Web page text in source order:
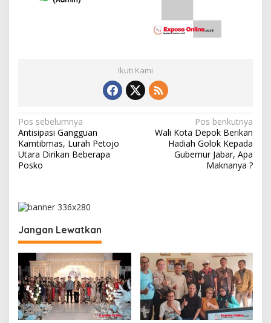
Ikuti Kami
N
a
v
a
s
i
p
o
s
Pos sebelumnya
Antisipasi Gangguan
Kamtibmas, Lurah Petojo
Utara Dirikan Beberapa
Posko
Pos berikutnya
Wali Kota Depok Berikan
Hadiah Golok Kepada
Gubernur Jabar, Apa
Maknanya ?
Jangan Lewatkan